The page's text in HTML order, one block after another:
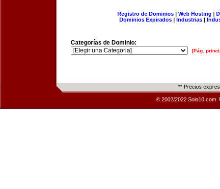
Registro de Dominios| Web Hosting |
Dominios Expirados | Industrias |
Categorías de Dominio:
[Pág.
** Precios
© 2002/2022 Solo10.com